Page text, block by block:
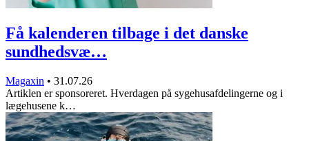
Få kalenderen tilbage i det danske
sundhedsvæ…
Magaxin • 31.07.26
Artiklen er sponsoreret. Hverdagen på sygehusafdelingerne og i
lægehusene k…